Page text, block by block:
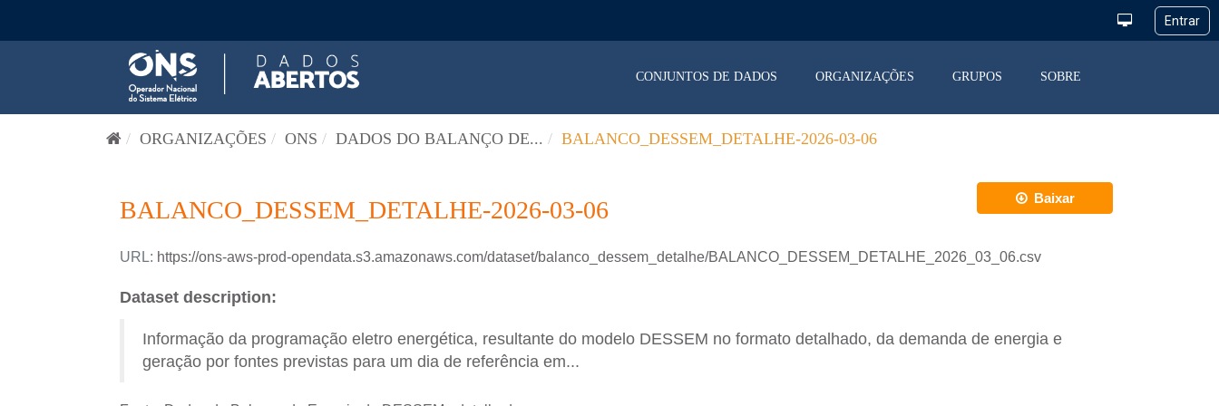
CONJUNTOS DE DADOS ORGANIZAÇÕES GRUPOS SOBRE
ORGANIZAÇÕES ONS DADOS DO BALANÇO DE... BALANCO_DESSEM_DETALHE-2026-03-06
Baixar
BALANCO_DESSEM_DETALHE-2026-03-06
URL: https://ons-aws-prod-opendata.s3.amazonaws.com/dataset/balanco_dessem_detalhe/BALANCO_DESSEM_DETALHE_2026_03_06.csv
Dataset description:
Informação da programação eletro energética, resultante do modelo DESSEM no formato detalhado, da demanda de energia e
geração por fontes previstas para um dia de referência em...